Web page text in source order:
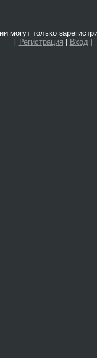
могут только
[ Регистрация Вход]